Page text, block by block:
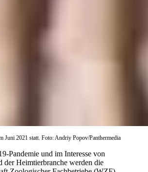
Juni 2021 statt. Foto: Andriy Popov/Panthermedia
Pandemie und im Interesse von
der Heimtierbranche werden die